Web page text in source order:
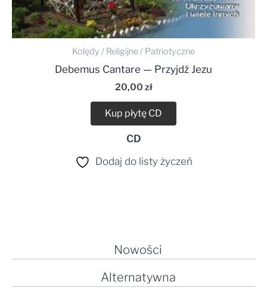
Nowości
Alternatywna
Kolędy / Religijne / Patriotyczne
Debemus Cantare — Przyjdź Jezu
20,00 zł
Kup płytę CD
CD
Dodaj do listy życzeń